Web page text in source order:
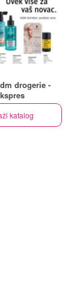
drogerie -
katalog